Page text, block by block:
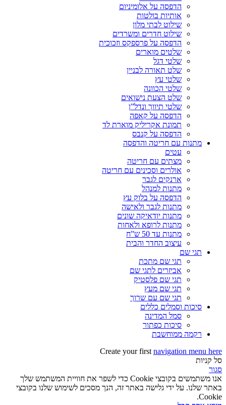
הדפסה על אלומיניום
אותיות בולטות
שילוט לבתי מלון
שילוט חדרים ומשרדים
הדפסה על פרספקס וזכוכית
שלטים מוארים
שלטי דגל
שלט תאורה לבניין
שלטי עץ
שלטי הכוונה
שלט הצעת נישואים
שלטי תיווך ונדל”ן
הדפסה על קאפה
תמונת אקריליק מוארת לד
הדפסה על קנבס
מתנות עם חריטה והדפסה
עטים
מצתים עם חריטה
אולרים וסכינים עם חריטה
ארנקים לגבר
מתנות למנהל
הדפסה על בלוק עץ
מתנות לגבר ולאישה
מתנות יודאיקה שונים
מתנות לרופא ולאחות
מתנות עד 50 ש”ח
עיצוב החדר והבית
תגי שם
תגי שם מתכת
אביזרים לתגי שם
תגי שם פלסטיק
תגי שם מעץ
תגי שם עם שרוך
סיכות וסמלים כללים
סמל המדינה
סיכות כפתור
רקמה ממוחשבת
Create your first navigation menu here
סל קניות
סגור
אנו משתמשים בקובצי Cookie כדי לשפר את חוויית המשתמש שלך
באתר שלנו. על ידי גלישה באתר זה, הנך מסכים לשימוש שלנו בקובצי
Cookie.